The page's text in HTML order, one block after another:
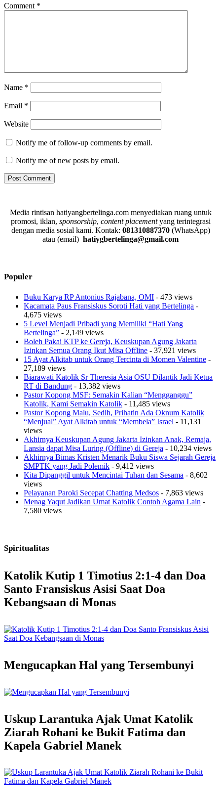
Comment *
Name *
Email *
Website
Notify me of follow-up comments by email.
Notify me of new posts by email.
Media rintisan hatiyangbertelinga.com menyediakan ruang untuk
promosi, iklan, sponsorship, content placementyang terintegrasi
dengan media sosial kami. Kontak: 081310887370 (WhatsApp)
atau (email) hatiygbertelinga@gmail.com
Populer
Buku Karya RP Antonius Rajabana, OMI - 473 views
Kacamata Paus Fransiskus Soroti Hati yang Bertelinga -
4,675 views
5 Level Menjadi Pribadi yang Memiliki “Hati Yang
Bertelinga” - 2,149 views
Boleh Pakai KTP ke Gereja, Keuskupan Agung Jakarta
Izinkan Semua Orang Ikut Misa Offline - 37,921 views
15 Ayat Alkitab untuk Orang Tercinta di Momen Valentine -
27,189 views
Biarawati Katolik Sr Theresia Asia OSU Dilantik Jadi Ketua
RT di Bandung - 13,382 views
Pastor Kopong MSF: Semakin Kalian “Mengganggu”
Katolik, Kami Semakin Katolik - 11,485 views
Pastor Kopong Malu, Sedih, Prihatin Ada Oknum Katolik
“Menjual” Ayat Alkitab untuk “Membela” Israel - 11,131
views
Akhirnya Keuskupan Agung Jakarta Izinkan Anak, Remaja,
Lansia dapat Misa Luring (Offline) di Gereja - 10,234 views
Akhirnya Bimas Kristen Menarik Buku Siswa Sejarah Gereja
SMPTK yang Jadi Polemik - 9,412 views
Kita Dipanggil untuk Mencintai Tuhan dan Sesama - 8,602
views
Pelayanan Paroki Secepat Chatting Medsos - 7,863 views
Menag Yaqut Jadikan Umat Katolik Contoh Agama Lain -
7,580 views
Spiritualitas
Katolik Kutip 1 Timotius 2:1-4 dan Doa
Santo Fransiskus Asisi Saat Doa
Kebangsaan di Monas
Mengucapkan Hal yang Tersembunyi
Uskup Larantuka Ajak Umat Katolik
Ziarah Rohani ke Bukit Fatima dan
Kapela Gabriel Manek